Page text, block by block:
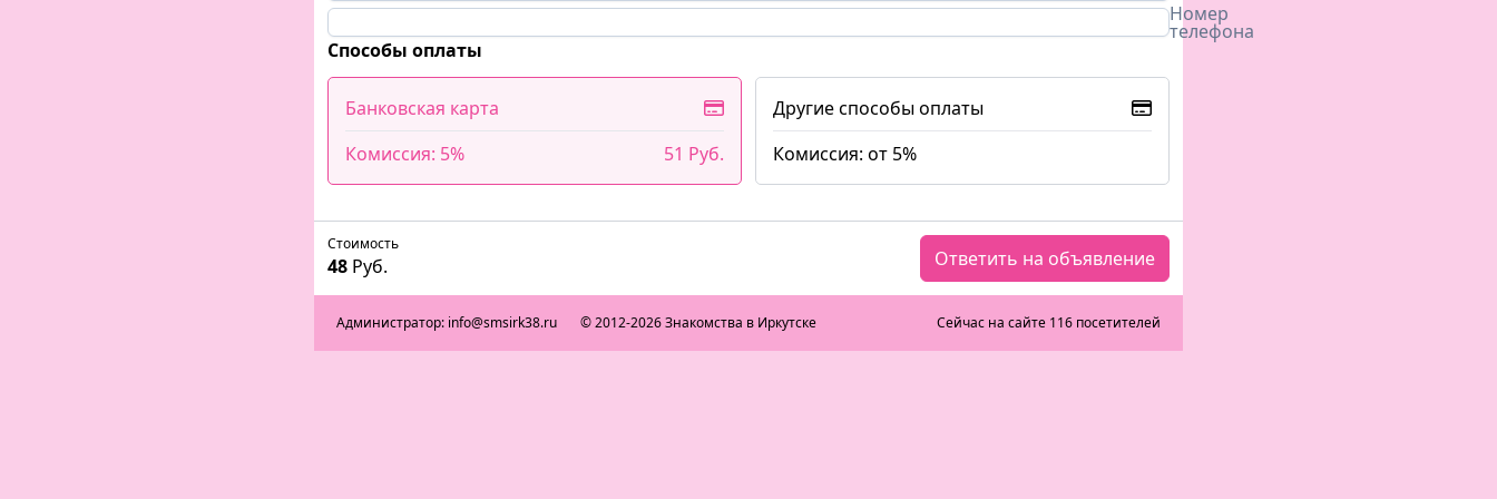
Номер
телефона
Способы оплаты
Банковская карта
Комиссия: 5%
51 Руб.
Другие способы оплаты
Комиссия: от 5%
Стоимость
48 Руб. Ответить на объявление
Администратор: info@smsirk38.ru © 2012-2026 Знакомства в Иркутске Сейчас на сайте 116 посетителей